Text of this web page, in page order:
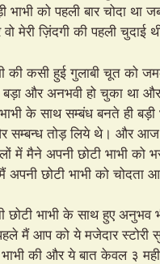
भाभी को पहली बार चोदा था
मेरी ज़िंदगी की पहली चुदाई
की कसी हुई गुलाबी चूत को
और अनभवी हो चुका था
के साथ सम्बंध बनते ही
सम्बन्ध तोड़ लिये थे। और आज
में मैने अपनी छोटी भाभी को
छोटी भाभी को चोदता आ
छोटी भाभी के साथ हुए
मैं आप को ये मजेदार स्टोरी
भाभी की और ये बात केवल ३